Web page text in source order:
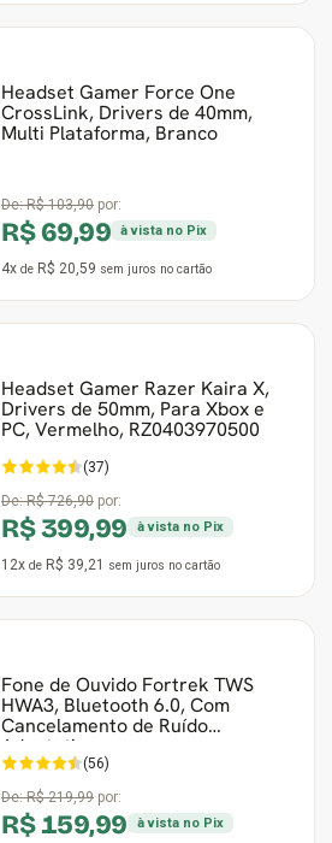
Headset Gamer Force One
CrossLink, Drivers de 40mm,
Multi Plataforma, Branco
De:R$ 103,90 por:
R$ 69,99 à vista no Pix
4x de R$ 20,59 sem juros no cartão
Headset Gamer Razer Kaira X,
Drivers de 50mm, Para Xbox e
PC, Vermelho, RZ0403970500
(37)
De:R$ 726,90 por:
R$ 399,99 à vista no Pix
12x de R$ 39,21 sem juros no cartão
Fone de Ouvido Fortrek TWS
HWA3, Bluetooth 6.0, Com
Cancelamento de Ruído
Adaptativo
(56)
De:R$ 219,99 por:
R$ 159,99 à vista no Pix